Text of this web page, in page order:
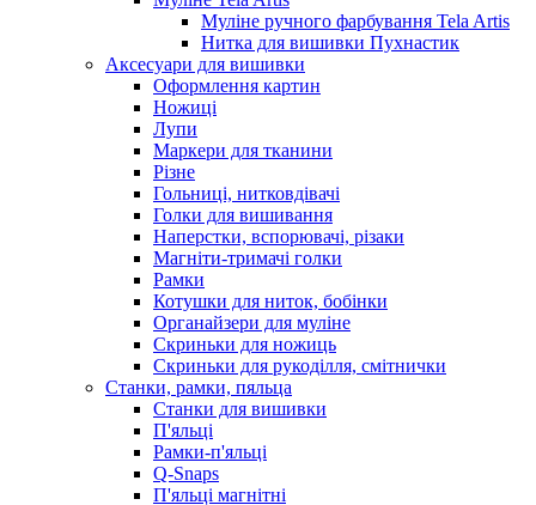
Муліне ручного фарбування Tela Artis
Нитка для вишивки Пухнастик
Аксесуари для вишивки
Оформлення картин
Ножиці
Лупи
Маркери для тканини
Різне
Гольниці, нитковдівачі
Голки для вишивання
Наперстки, вспорювачі, різаки
Магніти-тримачі голки
Рамки
Котушки для ниток, бобінки
Органайзери для муліне
Скриньки для ножиць
Скриньки для рукоділля, смітнички
Станки, рамки, пяльца
Станки для вишивки
П'яльці
Рамки-п'яльці
Q-Snaps
П'яльці магнітні